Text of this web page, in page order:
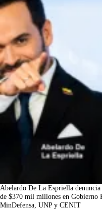
Abelardo De La Espriella
de $370 mil millones en Gobierno
MinDefensa, UNP y CENIT